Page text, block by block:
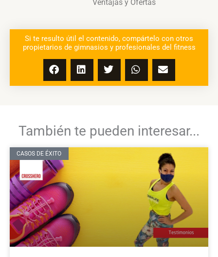
Ventajas y Ofertas
Si te resulto útil el contenido, compártelo con otros
propietarios de gimnasios y profesionales del fitness
También te pueden interesar...
CASOS DE ÉXITO